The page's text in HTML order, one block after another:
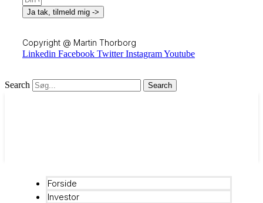
Ja tak, tilmeld mig ->
Copyright @ Martin Thorborg
Linkedin Facebook Twitter InstagramYoutube
Search
Search
Forside
Investor